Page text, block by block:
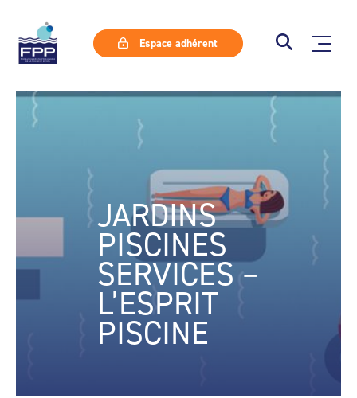
Espace adhérent
JARDINS
PISCINES
SERVICES –
L’ESPRIT
PISCINE